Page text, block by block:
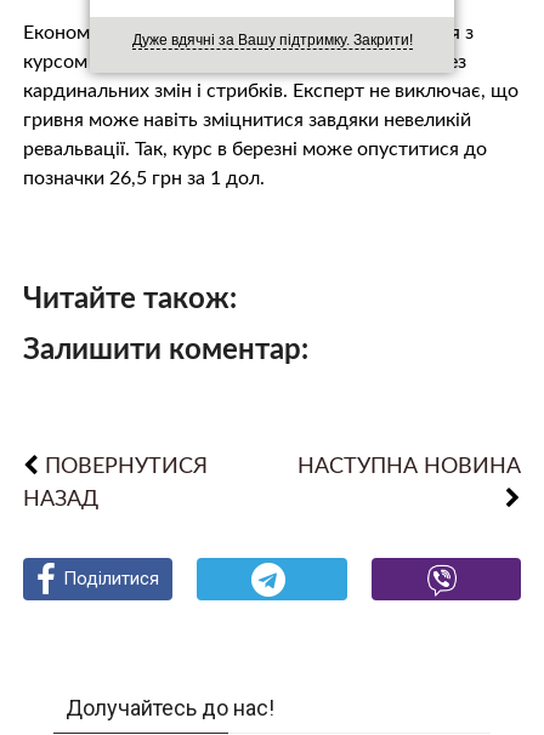
Дуже вдячні за Вашу підтримку. Закрити!
Економіст Ерік Найман каже про те, що ситуація з
курсом гривні навесні буде такою ж, як зараз, без
кардинальних змін і стрибків. Експерт не виключає, що
гривня може навіть зміцнитися завдяки невеликій
ревальвації. Так, курс в березні може опуститися до
позначки 26,5 грн за 1 дол.
Читайте також:
Залишити коментар:
ПОВЕРНУТИСЯ
НАЗАД
НАСТУПНА НОВИНА
Поділитися
Поділитися
Поділитися
Долучайтесь до нас!